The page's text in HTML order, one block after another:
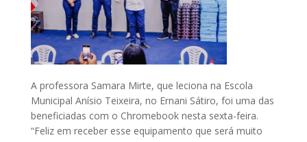
A professora Samara Mirte, que leciona na Escola
Municipal Anísio Teixeira, no Ernani Sátiro, foi uma das
beneficiadas com o Chromebook nesta sexta-feira.
“Feliz em receber esse equipamento que será muito